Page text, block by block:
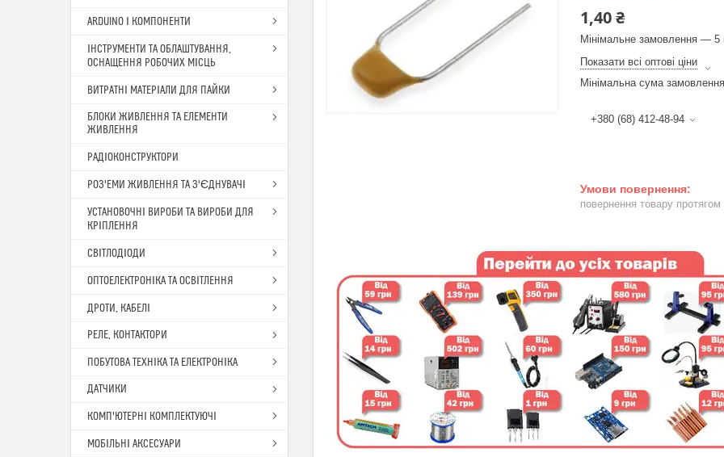
1,40 ₴
Мінімальне замовлення — 5
Показати всі оптові ціни
Мінімальна сума
+380 (68) 412-48-94
повернення товару протягом
ARDUINO І КОМПОНЕНТИ
ІНСТРУМЕНТИ ТА ОБЛАШТУВАННЯ,
ОСНАЩЕННЯ РОБОЧИХ МІСЦЬ
ВИТРАТНІ МАТЕРІАЛИ ДЛЯ ПАЙКИ
БЛОКИ ЖИВЛЕННЯ ТА ЕЛЕМЕНТИ
ЖИВЛЕННЯ
РАДІОКОНСТРУКТОРИ
РОЗ'ЕМИ ЖИВЛЕННЯ ТА З'ЄДНУВАЧІ
УСТАНОВОЧНІ ВИРОБИ ТА ВИРОБИ ДЛЯ
КРІПЛЕННЯ
СВІТЛОДІОДИ
ОПТОЕЛЕКТРОНІКА ТА ОСВІТЛЕННЯ
ДРОТИ, КАБЕЛІ
РЕЛЕ, КОНТАКТОРИ
ПОБУТОВА ТЕХНІКА ТА ЕЛЕКТРОНІКА
ДАТЧИКИ
КОМП'ЮТЕРНІ КОМПЛЕКТУЮЧІ
МОБІЛЬНІ АКСЕСУАРИ